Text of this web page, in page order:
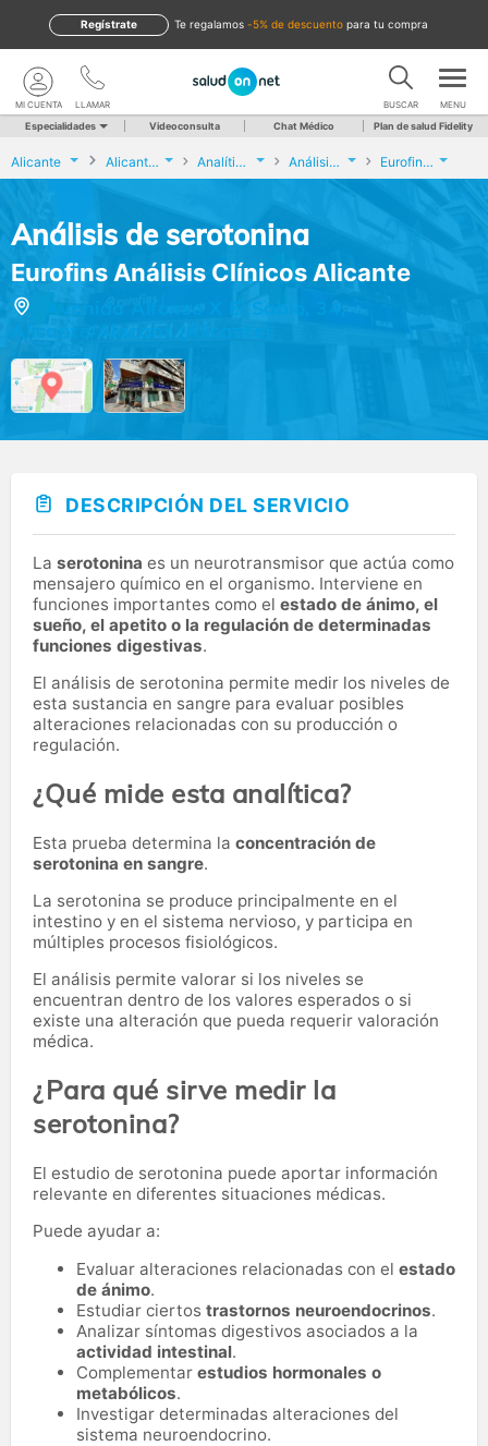
te regalamos -5% de descuento para tu compra
Regístrate
LLAMAR
MI CUENTA BUSCAR MENU
Especialidades Videoconsulta Chat Médico Plan de salud Fidelity
Alicante Alicante/Alacant Analíticas y Genética Análisis de serotonina Eurofins Análisis Clínicos Alicante
Análisis de serotonina
Eurofins Análisis Clínicos Alicante
Avenida Alfonso X El Sabio, 34,
Alicante/Alacant (Alicante)
DESCRIPCIÓN DEL SERVICIO
La serotonina es un neurotransmisor que actúa como
mensajero químico en el organismo. Interviene en
funciones importantes como el estado de ánimo, el
sueño, el apetito o la regulación de determinadas
funciones digestivas.
El análisis de serotonina permite medir los niveles de
esta sustancia en sangre para evaluar posibles
alteraciones relacionadas con su producción o
regulación.
¿Qué mide esta analítica?
Esta prueba determina la concentración de
serotonina en sangre.
La serotonina se produce principalmente en el
intestino y en el sistema nervioso, y participa en
múltiples procesos fisiológicos.
El análisis permite valorar si los niveles se
encuentran dentro de los valores esperados o si
existe una alteración que pueda requerir valoración
médica.
¿Para qué sirve medir la
serotonina?
El estudio de serotonina puede aportar información
relevante en diferentes situaciones médicas.
Puede ayudar a:
Evaluar alteraciones relacionadas con el estado
de ánimo.
Estudiar ciertos trastornos neuroendocrinos.
Analizar síntomas digestivos asociados a la
actividad intestinal.
Complementar estudios hormonales o
metabólicos.
Investigar determinadas alteraciones del
sistema neuroendocrino.